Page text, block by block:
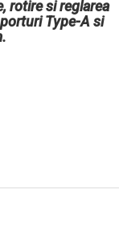
rotire si reglarea
Type-A si